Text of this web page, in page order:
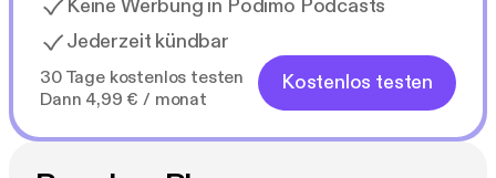
Keine Werbung in Podimo Podcasts
Jederzeit kündbar
30 Tage kostenlos testen
Dann 4,99 € / monat
Kostenlos testen